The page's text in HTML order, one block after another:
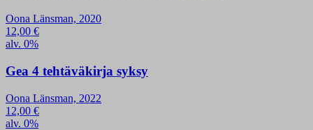
Oona Länsman, 2020
12,00 €
alv. 0%
Gea 4 tehtäväkirja syksy
Oona Länsman, 2022
12,00 €
alv. 0%